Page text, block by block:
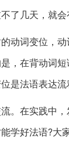
了几天，就会
动词变位，
，在背动词
是法语表达
。在实践中
学好法语?大